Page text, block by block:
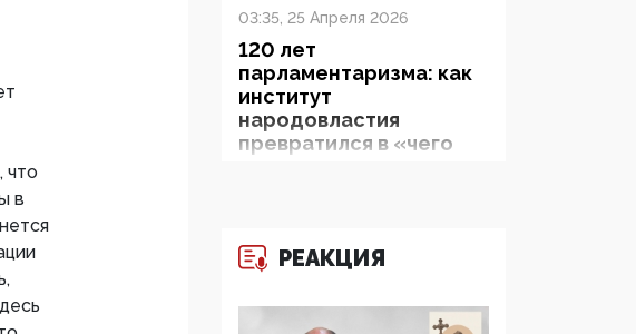
что
в
03:35, 25 Апреля 2026
120 лет
парламентаризма: как
институт
народовластия
превратился в «чего
06:29, 15 Апреля 2026
Социальный фонд
жесткого внедрения
РЕАКЦИЯ